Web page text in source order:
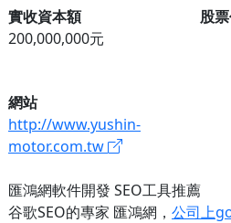
實收資本額
200,000,000元
股
網站
http://www.yushin-
motor.com.tw
匯鴻網軟件開發 SEO工具推薦
谷歌SEO的專家 匯鴻網 ， 公司上